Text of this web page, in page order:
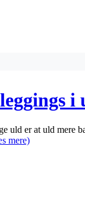
i
uld er at uld mere
mere)